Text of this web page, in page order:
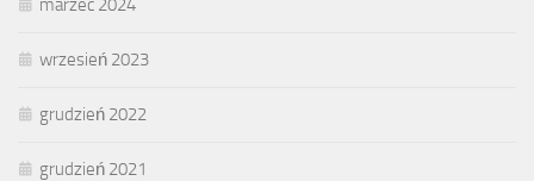
marzec 2024
wrzesień 2023
grudzień 2022
grudzień 2021